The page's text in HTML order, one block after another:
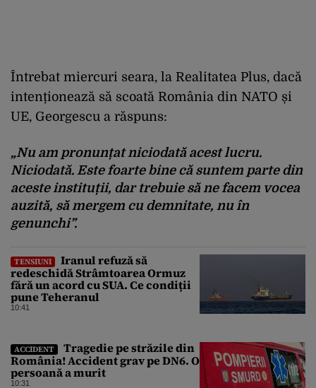
Întrebat miercuri seara, la Realitatea Plus, dacă
intenționează să scoată România din NATO și
UE, Georgescu a răspuns:
„Nu am pronunțat niciodată acest lucru.
Niciodată. Este foarte bine că suntem parte din
aceste instituții, dar trebuie să ne facem vocea
auzită, să mergem cu demnitate, nu în
genunchi”.
TENSIUNI
Iranul refuză să
redeschidă Strâmtoarea Ormuz
fără un acord cu SUA. Ce condiții
pune Teheranul
10:41
ACCIDENT
Tragedie pe străzile din
România! Accident grav pe DN6. O
persoană a murit
10:31